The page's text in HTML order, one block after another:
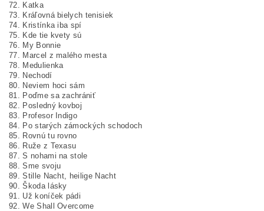
72. Katka
73. Kráľovná bielych tenisiek
74. Kristínka iba spí
75. Kde tie kvety sú
76. My Bonnie
77. Marcel z malého mesta
78. Medulienka
79. Nechodí
80. Neviem hoci sám
81. Poďme sa zachrániť
82. Posledný kovboj
83. Profesor Indigo
84. Po starých zámockých schodoch
85. Rovnú tu rovno
86. Ruže z Texasu
87. S nohami na stole
88. Sme svoju
89. Stille Nacht, heilige Nacht
90. Škoda lásky
91. Už koníček pádi
92. We Shall Overcome